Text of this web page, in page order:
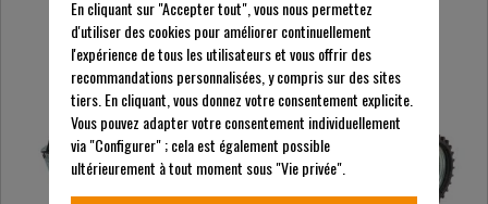
En cliquant sur "Accepter tout", vous nous permettez
d'utiliser des cookies pour améliorer continuellement
l'expérience de tous les utilisateurs et vous offrir des
recommandations personnalisées, y compris sur des sites
tiers. En cliquant, vous donnez votre consentement explicite.
Vous pouvez adapter votre consentement individuellement
via "Configurer" ; cela est également possible
ultérieurement à tout moment sous "Vie privée".